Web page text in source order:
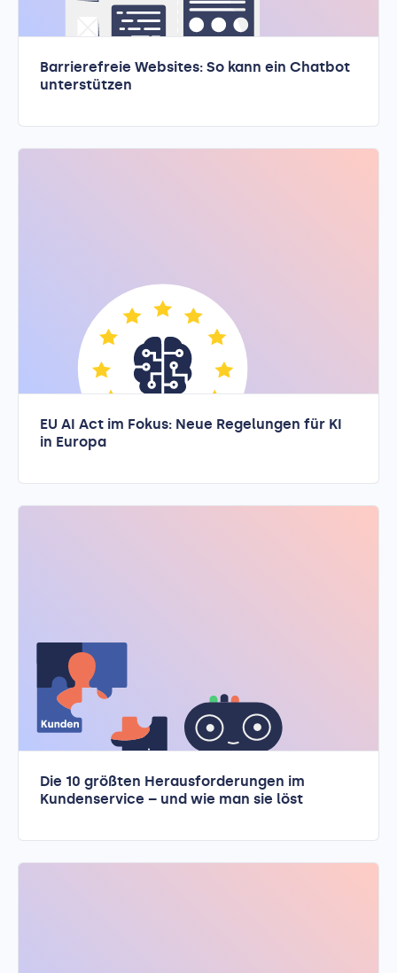
Barrierefreie Websites: So kann ein Chatbot
unterstützen
EU AI Act im Fokus: Neue Regelungen für KI
in Europa
Die 10 größten Herausforderungen im
Kundenservice – und wie man sie löst